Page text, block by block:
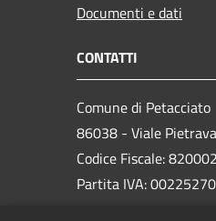
Documenti e dati
CONTATTI
Comune di Petacciato
86038 - Viale
Codice Fiscale:
Partita IVA: